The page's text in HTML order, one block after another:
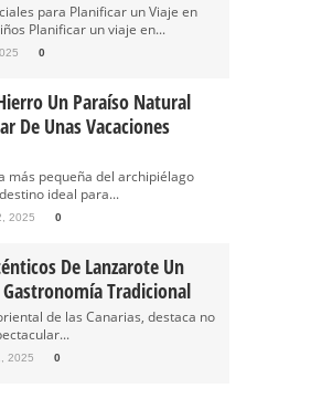
para Planificar un Viaje en
Planificar un viaje en...
0
Un Paraíso Natural
De Unas Vacaciones
más pequeña del archipiélago
ideal para...
2025 0
De Lanzarote Un
Gastronomía Tradicional
de las Canarias, destaca no
2025 0